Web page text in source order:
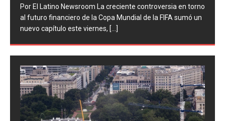
Por El Latino Newsroom La FIFA inició una serie de
procesos disciplinarios contra la Asociación del Fútbol
Argentino (AFA), cuatro integrantes de la selección
argentina